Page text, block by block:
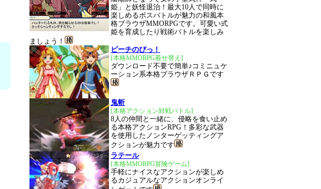
姫」と妖怪退治！最大10人で同時に
楽しめるボスバトルが魅力の和風本
格ブラウザMMORPGです。可愛い式
姫を育成したり戦術バトルを楽しみ
ましょう！
ピーチのぴっ！
[本格MMORPG着せ替え]
ダウンロード不要で簡単♪コミニュケ
ーション系本格ブラウザＲＰＧです
鬼斬
[本格アクション対戦バトル]
8人の仲間と一緒に、侵略を食い止め
る本格アクションRPG！多彩な武器
を使用したノンターゲッティングア
クションが魅力です
ラテール
[本格MMORPG冒険ゲーム]
手軽にナイスなアクションが楽しめ
るカジュアルなアクションオンライ